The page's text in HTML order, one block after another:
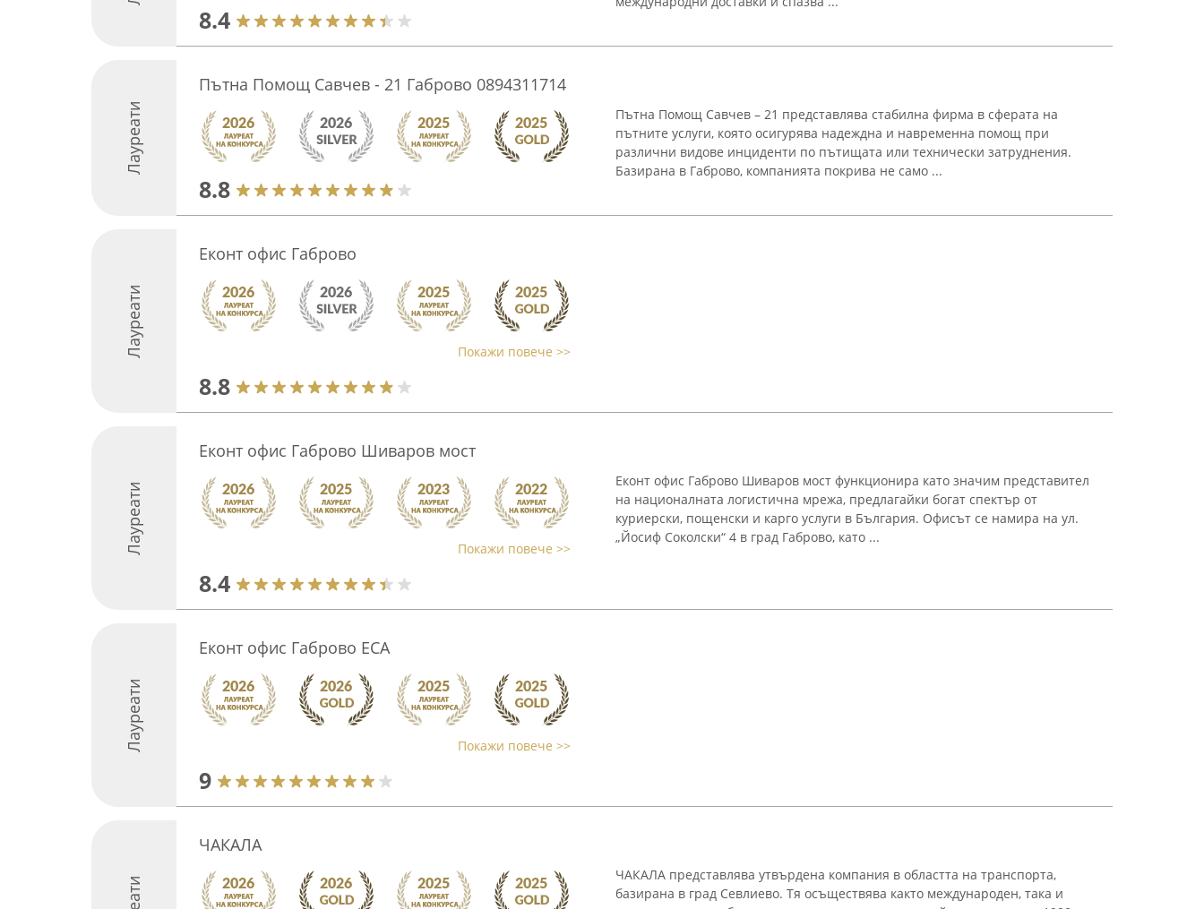
8.4
Лауреати
Пътна Помощ Савчев - 21 Габрово 0894311714
8.8
Пътна Помощ Савчев – 21 представлява стабилна фирма в сферата на
пътните услуги, която осигурява надеждна и навременна помощ при
различни видове инциденти по пътищата или технически затруднения.
Базирана в Габрово, компанията покрива не само ...
Лауреати
Еконт офис Габрово
Покажи повече >>
8.8
Лауреати
Еконт офис Габрово Шиваров мост
Покажи повече >>
8.4
Еконт офис Габрово Шиваров мост функционира като значим представител
на националната логистична мрежа, предлагайки богат спектър от
куриерски, пощенски и карго услуги в България. Офисът се намира на ул.
„Йосиф Соколски“ 4 в град Габрово, като ...
Лауреати
Еконт офис Габрово ЕСА
Покажи повече >>
9
ЧАКАЛА
ЧАКАЛА представлява утвърдена компания в областта на транспорта,
базирана в град Севлиево. Тя осъществява както международен, така и